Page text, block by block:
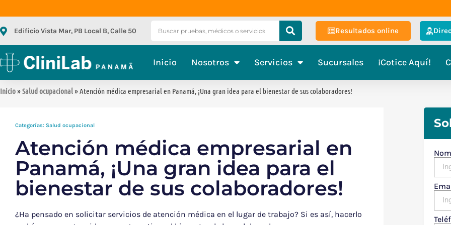
Edificio Vista Mar, PB Local B, Calle 50 Resultados online
Inicio Nosotros Servicios Sucursales ¡Cotice Aquí!
Inicio»Salud ocupacional» Atención médica empresarial en Panamá, ¡Una gran idea para el bienestar de sus colaboradores!
Categorías: Salud ocupacional
Atención médica empresarial en
Panamá, ¡Una gran idea para el
bienestar de sus colaboradores!
¿Ha pensado en solicitar servicios de atención médica en el lugar de trabajo? Si es así, hacerlo